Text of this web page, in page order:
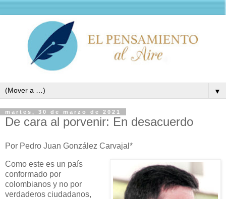
▼
martes, 30 de marzo de 2021
De cara al porvenir: En desacuerdo
Por Pedro Juan González Carvajal*
Como este es un país
conformado por
colombianos y no por
verdaderos ciudadanos,